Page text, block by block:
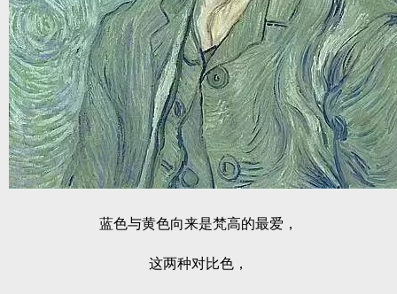
蓝色与黄色向来是梵高的最爱，
这两种对比色，